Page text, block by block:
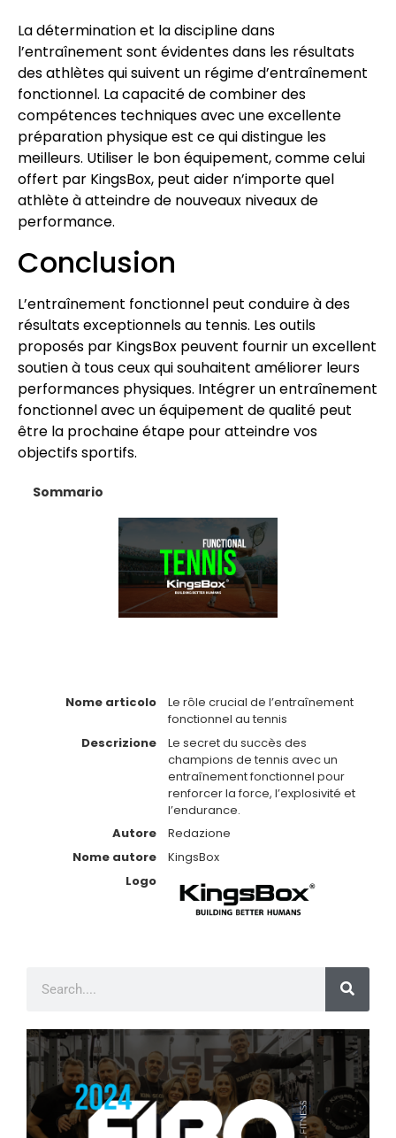
La détermination et la discipline dans
l’entraînement sont évidentes dans les résultats
des athlètes qui suivent un régime d’entraînement
fonctionnel. La capacité de combiner des
compétences techniques avec une excellente
préparation physique est ce qui distingue les
meilleurs. Utiliser le bon équipement, comme celui
offert par KingsBox, peut aider n’importe quel
athlète à atteindre de nouveaux niveaux de
performance.
Conclusion
L’entraînement fonctionnel peut conduire à des
résultats exceptionnels au tennis. Les outils
proposés par KingsBox peuvent fournir un excellent
soutien à tous ceux qui souhaitent améliorer leurs
performances physiques. Intégrer un entraînement
fonctionnel avec un équipement de qualité peut
être la prochaine étape pour atteindre vos
objectifs sportifs.
Sommario
Nome articolo
Le rôle crucial de l’entraînement
fonctionnel au tennis
Descrizione
Le secret du succès des
champions de tennis avec un
entraînement fonctionnel pour
renforcer la force, l’explosivité et
l’endurance.
Autore
Redazione
Nome autore
KingsBox
Logo